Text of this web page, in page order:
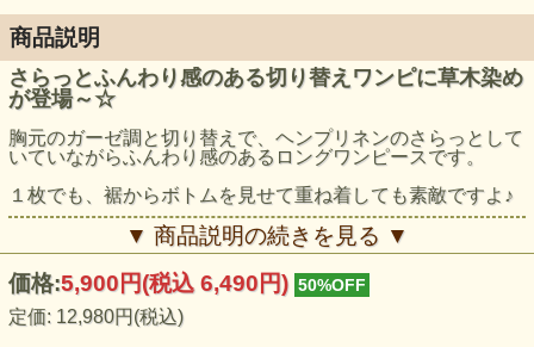
商品説明
さらっとふんわり感のある切り替えワンピに草木染め
が登場～☆
胸元のガーゼ調と切り替えで、ヘンプリネンのさらっとして
いていながらふんわり感のあるロングワンピースです。
１枚でも、裾からボトムを見せて重ね着しても素敵ですよ♪
モデル身長：161cm▼ 商品説明の続きを見る ▼
価格:5,900円(税込 6,490円) 50%OFF
定価: 12,980円(税込)